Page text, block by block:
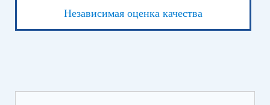
Независимая оценка качества